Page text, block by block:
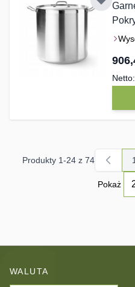
Produkty 1-24z 74
Pokaż
WALUTA